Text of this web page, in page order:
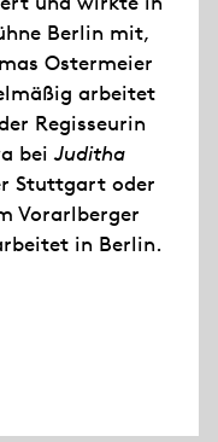
Berlin mit,
Ostermeier
arbeitet
Regisseurin
beiJuditha
Stuttgart oder
Vorarlberger
in Berlin.